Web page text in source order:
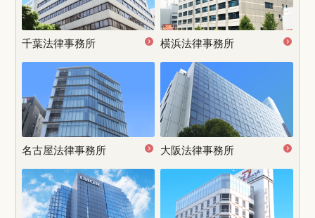
千葉法律事務所 横浜法律事務所
名古屋法律事務所 大阪法律事務所